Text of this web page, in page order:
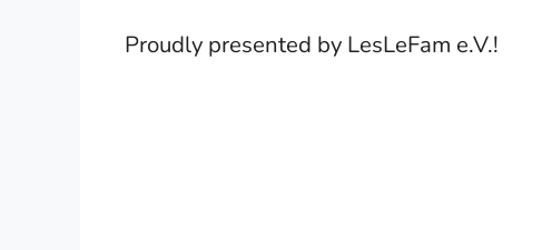
Proudly presented by LesLeFam e.V.!